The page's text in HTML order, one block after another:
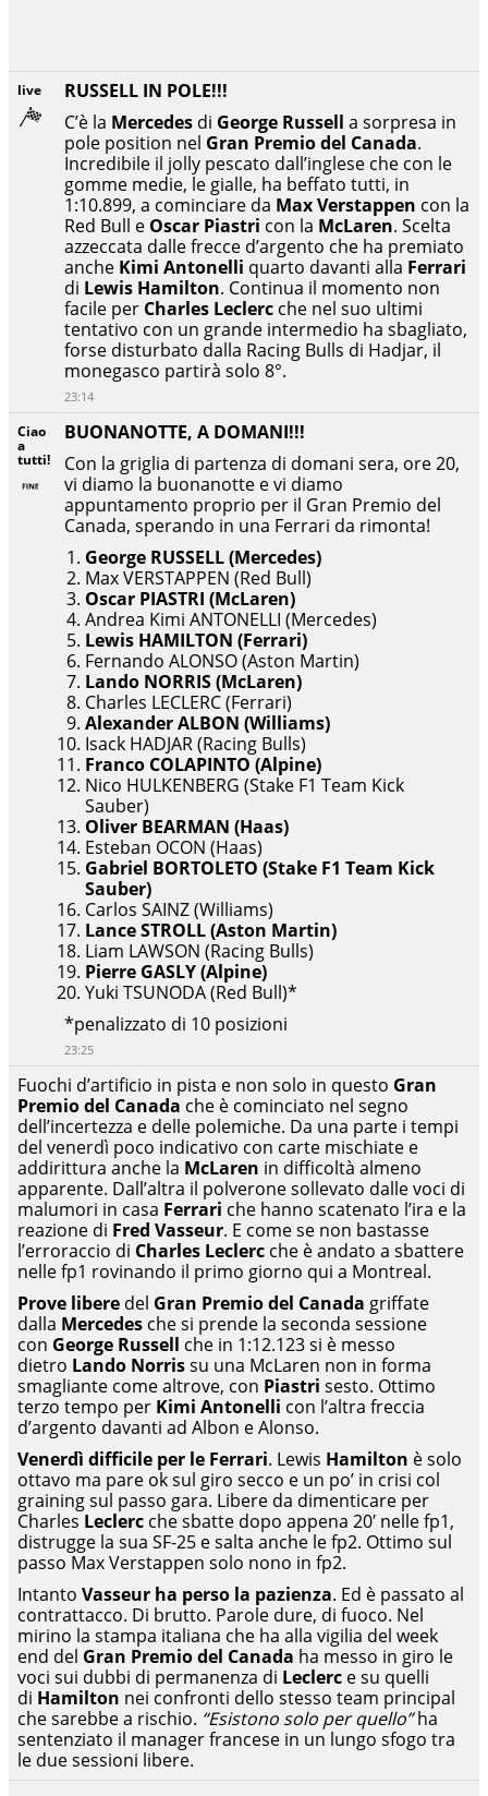
Ciao
a
tutti!
BUONANOTTE, A DOMANI!!!
Con la griglia di partenza di domani sera, ore 20,
vi diamo la buonanotte e vi diamo
appuntamento proprio per il Gran Premio del
Canada, sperando in una Ferrari da rimonta!
George RUSSELL (Mercedes)
Max VERSTAPPEN (Red Bull)
Oscar PIASTRI (McLaren)
Andrea Kimi ANTONELLI (Mercedes)
Lewis HAMILTON (Ferrari)
Fernando ALONSO (Aston Martin)
Lando NORRIS (McLaren)
Charles LECLERC (Ferrari)
Alexander ALBON (Williams)
Isack HADJAR (Racing Bulls)
Franco COLAPINTO (Alpine)
Nico HULKENBERG (Stake F1 Team Kick
Sauber)
Oliver BEARMAN (Haas)
Esteban OCON (Haas)
Gabriel BORTOLETO (Stake F1 Team Kick
Sauber)
Carlos SAINZ (Williams)
Lance STROLL (Aston Martin)
Liam LAWSON (Racing Bulls)
Pierre GASLY (Alpine)
Yuki TSUNODA (Red Bull)*
*penalizzato di 10 posizioni
23:25
live
RUSSELL IN POLE!!!
C’è la Mercedes di George Russell a sorpresa in
pole position nel Gran Premio del Canada.
Incredibile il jolly pescato dall’inglese che con le
gomme medie, le gialle, ha beffato tutti, in
1:10.899, a cominciare da Max Verstappen con la
Red Bull e Oscar Piastri con la McLaren. Scelta
azzeccata dalle frecce d’argento che ha premiato
anche Kimi Antonelli quarto davanti alla Ferrari
di Lewis Hamilton. Continua il momento non
facile per Charles Leclerc che nel suo ultimi
tentativo con un grande intermedio ha sbagliato,
forse disturbato dalla Racing Bulls di Hadjar, il
monegasco partirà solo 8°.
23:14
Fuochi d’artificio in pista e non solo in questo Gran
Premio del Canada che è cominciato nel segno
dell’incertezza e delle polemiche. Da una parte i tempi
del venerdì poco indicativo con carte mischiate e
addirittura anche la McLaren in difficoltà almeno
apparente. Dall’altra il polverone sollevato dalle voci di
malumori in casa Ferrari che hanno scatenato l’ira e la
reazione di Fred Vasseur. E come se non bastasse
l’erroraccio di Charles Leclerc che è andato a sbattere
nelle fp1 rovinando il primo giorno qui a Montreal.
Prove libere del Gran Premio del Canada griffate
dalla Mercedes che si prende la seconda sessione
con George Russell che in 1:12.123 si è messo
dietro Lando Norrissu una McLaren non in forma
smagliante come altrove, con Piastri sesto. Ottimo
terzo tempo per Kimi Antonelli con l’altra freccia
d’argento davanti ad Albon e Alonso.
Venerdì difficile per le Ferrari. Lewis Hamilton è solo
ottavo ma pare ok sul giro secco e un po’ in crisi col
graining sul passo gara. Libere da dimenticare per
Charles Leclerc che sbatte dopo appena 20′ nelle fp1,
distrugge la sua SF-25 e salta anche le fp2. Ottimo sul
passo Max Verstappen solo nono in fp2.
Intanto Vasseur ha perso la pazienza. Ed è passato al
contrattacco. Di brutto. Parole dure, di fuoco. Nel
mirino la stampa italiana che ha alla vigilia del week
end del Gran Premio del Canada ha messo in giro le
voci sui dubbi di permanenza di Leclerc e su quelli
di Hamilton nei confronti dello stesso team principal
che sarebbe a rischio. “Esistono solo per quello”ha
sentenziato il manager francese in un lungo sfogo tra
le due sessioni libere.